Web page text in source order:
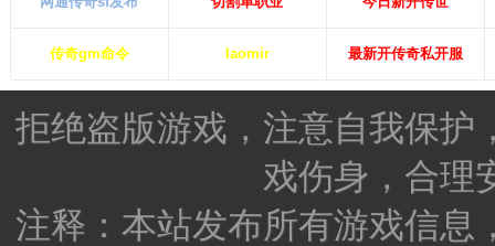
传奇gm命令 laomir 最新开传奇私开服
拒绝盗版游戏，注意自我保护
戏伤身，合理
注释：本站发布所有游戏信息